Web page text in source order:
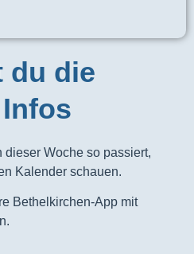
du die
Woche so passiert,
Kalender schauen.
Bethelkirchen-App mit